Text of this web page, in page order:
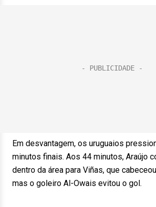
Em desvantagem, os uruguaios
minutos finais. Aos 44 minutos, Araújo
dentro da área para Viñas, que
mas o goleiro Al-Owais evitou o gol.